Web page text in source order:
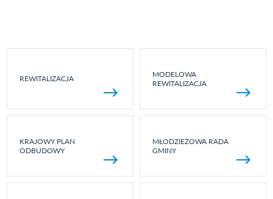
REWITALIZACJA
MODELOWA
REWITALIZACJA
KRAJOWY PLAN
ODBUDOWY
MŁODZIEŻOWA RADA
GMINY